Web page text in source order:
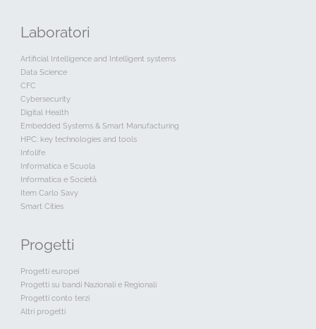
Laboratori
Artificial Intelligence and Intelligent systems
Data Science
CFC
Cybersecurity
Digital Health
Embedded Systems & Smart Manufacturing
HPC: key technologies and tools
Infolife
Informatica e Scuola
Informatica e Società
Item Carlo Savy
Smart Cities
Progetti
Progetti europei
Progetti su bandi Nazionali e Regionali
Progetti conto terzi
Altri progetti